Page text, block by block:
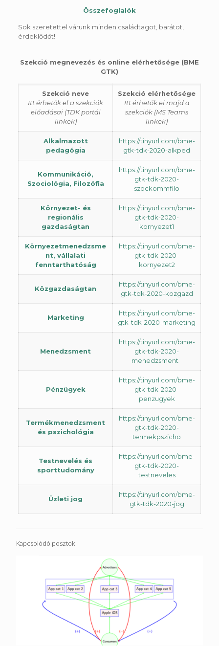
Összefoglalók
Sok szeretettel várunk minden családtagot, barátot,
érdeklődőt!
Szekció megnevezés és online elérhetősége (BME
GTK)
Szekció neve
Itt érhetők el a szekciók
előadásai (TDK portál
linkek)
Szekció elérhetősége
Itt érhetők el majd a
szekciók (MS Teams
linkek)
Alkalmazott
pedagógia
https://tinyurl.com/bme-
gtk-tdk-2020-alkped
Kommunikáció,
Szociológia, Filozófia
https://tinyurl.com/bme-
gtk-tdk-2020-
szockommfilo
Környezet- és
regionális
gazdaságtan
https://tinyurl.com/bme-
gtk-tdk-2020-
kornyezet1
Környezetmenedzsme
nt, vállalati
fenntarthatóság
https://tinyurl.com/bme-
gtk-tdk-2020-
kornyezet2
Közgazdaságtan
https://tinyurl.com/bme-
gtk-tdk-2020-kozgazd
Marketing
https://tinyurl.com/bme-
gtk-tdk-2020-marketing
Menedzsment
https://tinyurl.com/bme-
gtk-tdk-2020-
menedzsment
Pénzügyek
https://tinyurl.com/bme-
gtk-tdk-2020-
penzugyek
Termékmenedzsment
és pszichológia
https://tinyurl.com/bme-
gtk-tdk-2020-
termekpszicho
Testnevelés és
sporttudomány
https://tinyurl.com/bme-
gtk-tdk-2020-
testneveles
Üzleti jog
https://tinyurl.com/bme-
gtk-tdk-2020-jog
Kapcsolódó posztok